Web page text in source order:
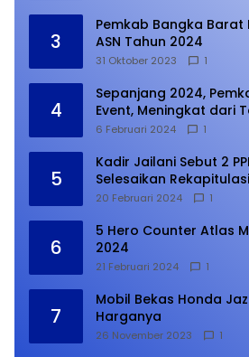
3
Pemkab Bangka Barat
ASN Tahun 2024
31 Oktober 2023 1
4
Sepanjang 2024,
Event, Meningkat dari
6 Februari 2024 1
5
Kadir Jailani Sebut 2
Selesaikan
Suara
20 Februari 2024 1
6
5 Hero Counter Atlas
2024
21 Februari 2024 1
7
Mobil Bekas Honda
Harganya
26 November 2023 1